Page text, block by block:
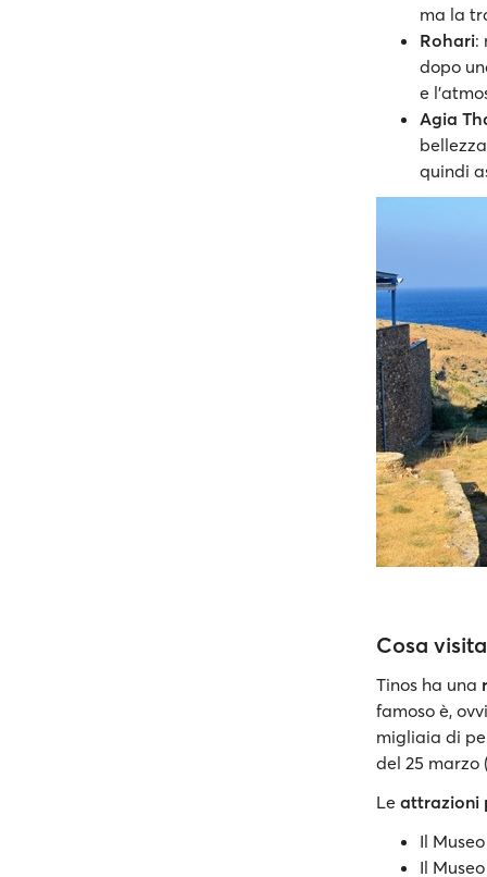
ma la
Rohari:
dopo
e
Agia
quindi
Cosa
Tinos ha una
famoso è,
migliaia di
del 25 marzo
Le attrazioni
Il
Il